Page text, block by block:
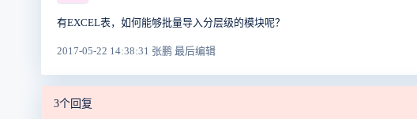
有EXCEL表，如何能够批量导入分层级的模块呢？
2017-05-22 14:38:31 张鹏 最后编辑
3个回复